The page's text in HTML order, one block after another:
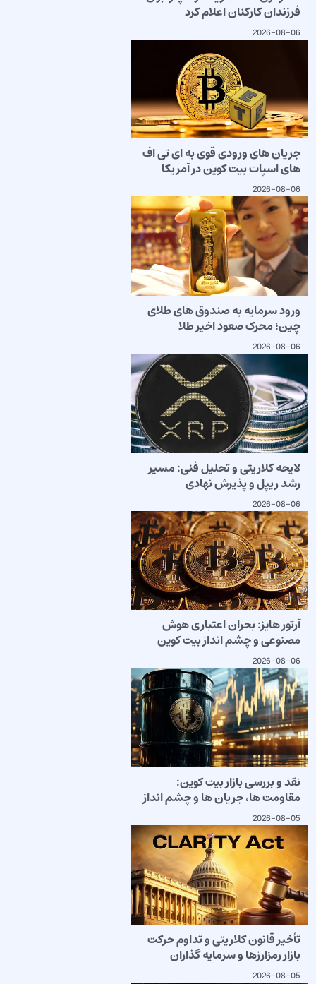
فرزندان کارکنان اعلام کرد
2026-08-06
جریان های ورودی قوی به ای تی اف
های اسپات بیت کوین در آمریکا
2026-08-06
ورود سرمایه به صندوق های طلای
چین؛ محرک صعود اخیر طلا
2026-08-06
لایحه کلاریتی و تحلیل فنی: مسیر
رشد ریپل و پذیرش نهادی
2026-08-06
آرتور هایز: بحران اعتباری هوش
مصنوعی و چشم انداز بیت کوین
2026-08-06
نقد و بررسی بازار بیت کوین:
مقاومت ها، جریان ها و چشم انداز
2026-08-05
تأخیر قانون کلاریتی و تداوم حرکت
بازار رمزارزها و سرمایه گذاران
2026-08-05